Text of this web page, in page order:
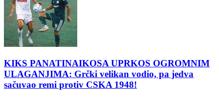
KIKS PANATINAIKOSA UPRKOS OGROMNIM
ULAGANJIMA: Grčki velikan vodio, pa jedva
sačuvao remi protiv CSKA 1948!